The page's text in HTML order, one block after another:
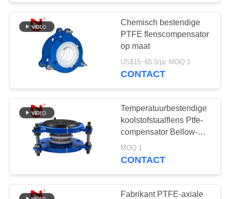
De klep van de
vogelbekdiercontrole
Metaal Gevlechte
Slang
70
Chemisch bestendige
PTFE flenscompensator
op maat
US$15~65.5/pc MOQ:1
CONTACT
Temperatuurbestendige
koolstofstaalflens Ptfe-
compensator Bellow-
verbinding / Ptfe-
golflangverbinding
MOQ:1
CONTACT
Fabrikant PTFE-axiale